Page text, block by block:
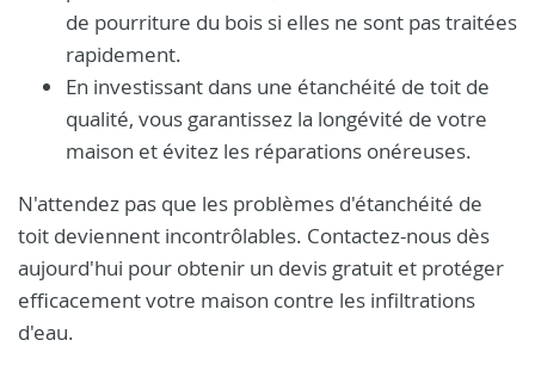
de pourriture du bois si elles ne sont pas traitées
rapidement.
En investissant dans une étanchéité de toit de
qualité, vous garantissez la longévité de votre
maison et évitez les réparations onéreuses.
N'attendez pas que les problèmes d'étanchéité de
toit deviennent incontrôlables. Contactez-nous dès
aujourd'hui pour obtenir un devis gratuit et protéger
efficacement votre maison contre les infiltrations
d'eau.